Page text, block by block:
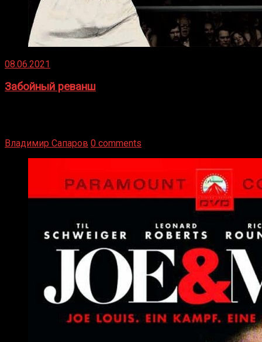
08.06.2021
Забойный реванш
Владимир Сапаров 0 comments